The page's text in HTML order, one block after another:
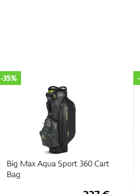
Big Max Aqua Sport 360 Cart
Bag
-35%